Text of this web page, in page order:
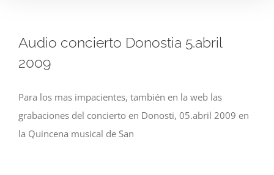
Audio concierto Donostia 5.abril
2009
Para los mas impacientes, también en la web las
grabaciones del concierto en Donosti, 05.abril 2009 en
la Quincena musical de San